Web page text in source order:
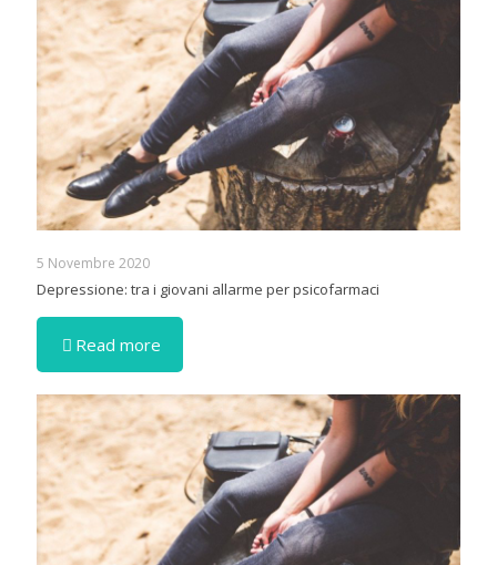
5 Novembre 2020
Depressione: tra i giovani allarme per psicofarmaci
Read more